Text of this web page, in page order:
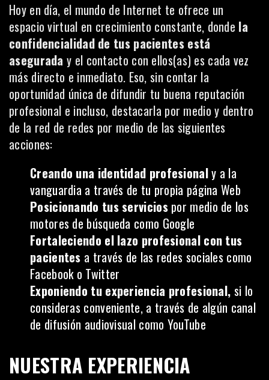
Hoy en día, el mundo de Internet te ofrece un
espacio virtual en crecimiento constante, donde la
confidencialidad de tus pacientes está
asegurada y el contacto con ellos(as) es cada vez
más directo e inmediato. Eso, sin contar la
oportunidad única de difundir tu buena reputación
profesional e incluso, destacarla por medio y dentro
de la red de redes por medio de las siguientes
acciones:
Creando una identidad profesionaly a la
vanguardia a través de tu propia página Web
Posicionando tus serviciospor medio de los
motores de búsqueda como Google
Fortaleciendo el lazo profesional con tus
pacientes a través de las redes sociales como
Facebook o Twitter
Exponiendo tu experiencia profesional, si lo
consideras conveniente, a través de algún canal
de difusión audiovisual como YouTube
NUESTRA EXPERIENCIA